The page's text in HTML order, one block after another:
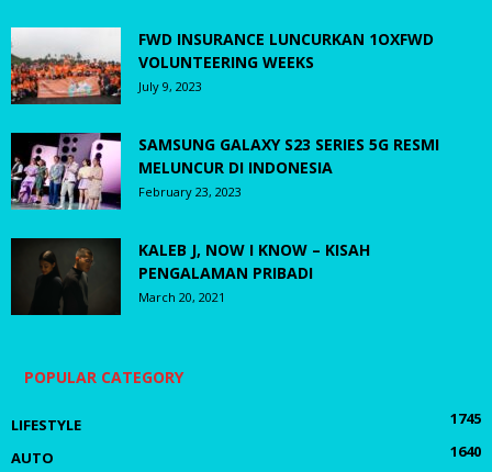
FWD INSURANCE LUNCURKAN 1OXFWD
VOLUNTEERING WEEKS
July 9, 2023
SAMSUNG GALAXY S23 SERIES 5G RESMI
MELUNCUR DI INDONESIA
February 23, 2023
KALEB J, NOW I KNOW – KISAH
PENGALAMAN PRIBADI
March 20, 2021
POPULAR CATEGORY
LIFESTYLE
1745
AUTO
1640